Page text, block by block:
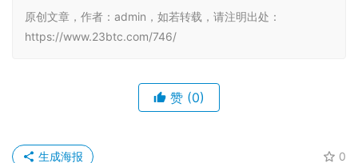
原创文章，作者：admin，如若转载，请注明出处：
https://www.23btc.com/746/
赞 (0)
0
生成海报